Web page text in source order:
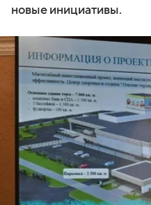
новые инициативы.